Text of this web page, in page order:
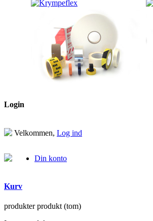
Login
Velkommen, Log ind
Din konto
Kurv
produkter produkt (tom)